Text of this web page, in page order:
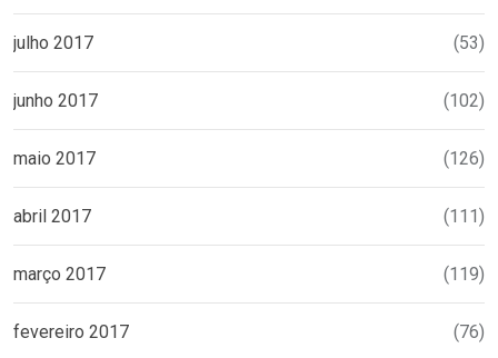
julho 2017 (53)
junho 2017 (102)
maio 2017 (126)
abril 2017 (111)
março 2017 (119)
fevereiro 2017 (76)